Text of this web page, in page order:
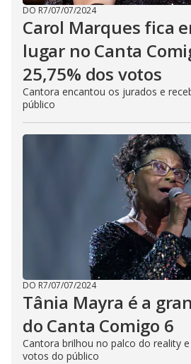
DO R7/07/07/2024
Carol Marques fica
lugar no Canta
25,75% dos votos
Cantora encantou os jurados e
público
DO R7/07/07/2024
Tânia Mayra é a
do Canta Comigo 6
Cantora brilhou no palco do reality
votos do público